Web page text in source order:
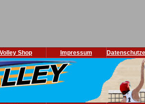
Volley Shop Impressum